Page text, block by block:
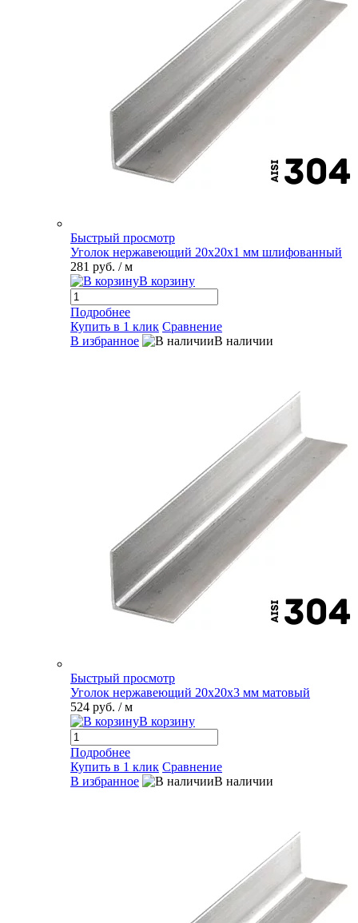
Быстрый просмотр
Уголок нержавеющий 20х20х1 мм шлифованный
281 руб. / м
В корзину
Подробнее
Купить в 1 клик Сравнение
В избранное
В наличии
Быстрый просмотр
Уголок нержавеющий 20х20х3 мм матовый
524 руб. / м
В корзину
Подробнее
Купить в 1 клик Сравнение
В избранное
В наличии